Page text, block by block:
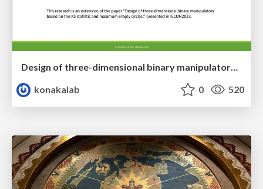
Design of three-dimensional binary manipulators for pick-and-place task avoiding obstacles (IECON2024)
konakalab
0 520